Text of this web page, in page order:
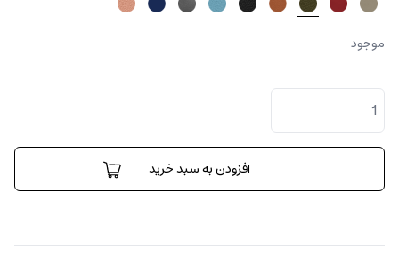
موجود
کیف
کراس
بادی
دیلی
افزودن به سبد خرید